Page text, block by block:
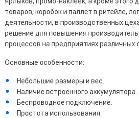
товаров, коробок и паллет в ритейле,
деятельности, в производственных
решение для повышения
процессов на предприятиях различных
Основные особенности:
Небольшие размеры и вес.
Наличие встроенного аккумулятора.
Беспроводное подключение.
Простота использования.